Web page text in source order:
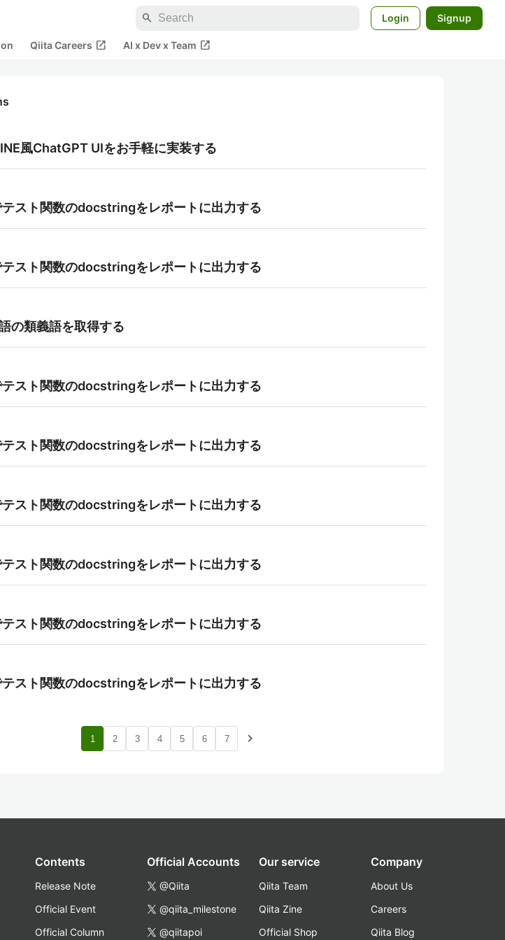
search Login Signup
Qiita Careers open_in_new AI x Dev x Team open_in_new
風ChatGPT UIをお手軽に実装する
スト関数のdocstringをレポートに出力する
スト関数のdocstringをレポートに出力する
の類義語を取得する
スト関数のdocstringをレポートに出力する
スト関数のdocstringをレポートに出力する
スト関数のdocstringをレポートに出力する
スト関数のdocstringをレポートに出力する
スト関数のdocstringをレポートに出力する
スト関数のdocstringをレポートに出力する
1 2 3 4 5 6 7 navigate_next
Contents
Release Note
Official Event
Official Column
Official Accounts
@Qiita
@qiita_milestone
@qiitapoi
Our service
Qiita Team
Qiita Zine
Official Shop
Company
About Us
Careers
Qiita Blog